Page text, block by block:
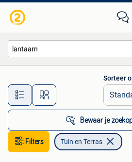
Alle afstanden…
Sorteer
Bewaar je
Filters Tuin en Terras